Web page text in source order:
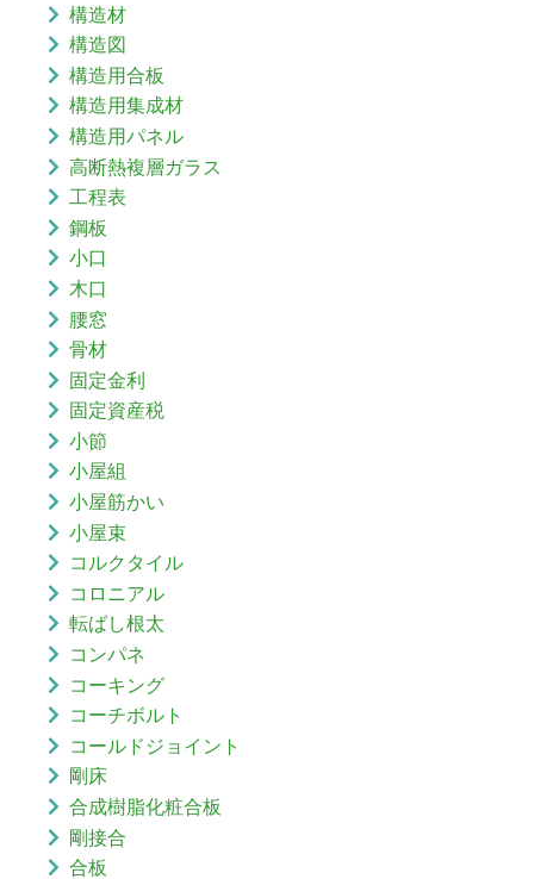
構造材
構造図
構造用合板
構造用集成材
構造用パネル
高断熱複層ガラス
工程表
鋼板
小口
木口
腰窓
骨材
固定金利
固定資産税
小節
小屋組
小屋筋かい
小屋束
コルクタイル
コロニアル
転ばし根太
コンパネ
コーキング
コーチボルト
コールドジョイント
剛床
合成樹脂化粧合板
剛接合
合板